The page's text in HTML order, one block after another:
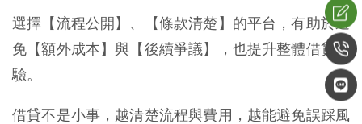
選擇【流程公開】、【條款清楚】的平台，有助於避
免【額外成本】與【後續爭議】，也提升整體借貸體
驗。
借貸不是小事，越清楚流程與費用，越能避免誤踩風